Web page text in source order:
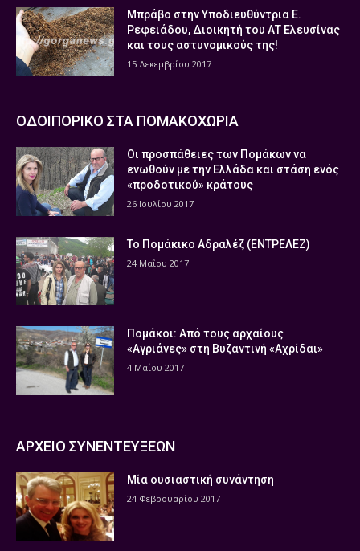
Μπράβο στην Υποδιευθύντρια Ε.
Ρεφειάδου, Διοικητή του ΑΤ Ελευσίνας
και τους αστυνομικούς της!
15 Δεκεμβρίου 2017
ΟΔΟΙΠΟΡΙΚΟ ΣΤΑ ΠΟΜΑΚΟΧΩΡΙΑ
Οι προσπάθειες των Πομάκων να
ενωθούν με την Ελλάδα και στάση ενός
«προδοτικού» κράτους
26 Ιουλίου 2017
Το Πομάκικο Αδραλέζ (ΕΝΤΡΕΛΕΖ)
24 Μαΐου 2017
Πομάκοι: Από τους αρχαίους
«Αγριάνες» στη Βυζαντινή «Αχρίδαι»
4 Μαΐου 2017
ΑΡΧΕΙΟ ΣΥΝΕΝΤΕΥΞΕΩΝ
Μία ουσιαστική συνάντηση
24 Φεβρουαρίου 2017